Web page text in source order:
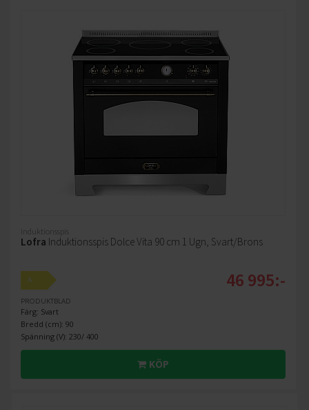
Induktionsspis
Lofra Induktionsspis Dolce Vita 90 cm 1 Ugn, Svart/Brons
A
PRODUKTBLAD
Färg: Svart
Bredd (cm): 90
Spänning (V): 230/ 400
46 995:-
KÖP